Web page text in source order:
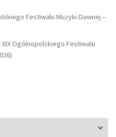
Festiwalu Muzyki Dawnej –
XIX Ogólnopolskiego Festiwalu